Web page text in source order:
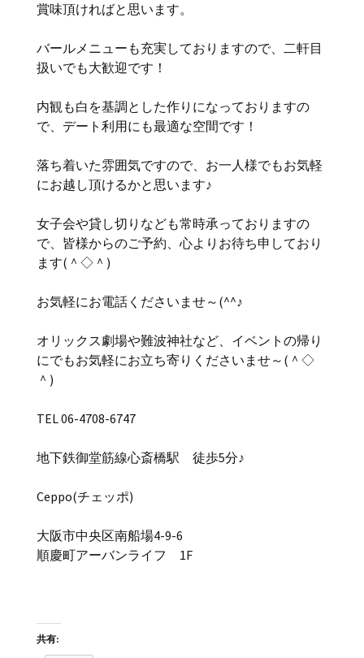
賞味頂ければと思います。
バールメニューも充実しておりますので、二軒目
扱いでも大歓迎です！
内観も白を基調とした作りになっておりますの
で、デート利用にも最適な空間です！
落ち着いた雰囲気ですので、お一人様でもお気軽
にお越し頂けるかと思います♪
女子会や貸し切りなども常時承っておりますの
で、皆様からのご予約、心よりお待ち申しており
ます(＾◇＾)
お気軽にお電話くださいませ～(^^♪
オリックス劇場や難波神社など、イベントの帰り
にでもお気軽にお立ち寄りくださいませ～(＾◇
＾)
TEL 06-4708-6747
地下鉄御堂筋線心斎橋駅 徒歩5分♪
Ceppo(チェッポ)
大阪市中央区南船場4-9-6
順慶町アーバンライフ 1F
共有: